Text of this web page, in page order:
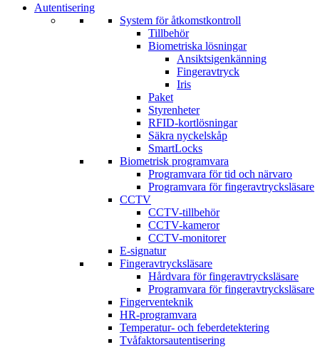
Autentisering
System för åtkomstkontroll
Tillbehör
Biometriska lösningar
Ansiktsigenkänning
Fingeravtryck
Iris
Paket
Styrenheter
RFID-kortlösningar
Säkra nyckelskåp
SmartLocks
Biometrisk programvara
Programvara för tid och närvaro
Programvara för fingeravtrycksläsare
CCTV
CCTV-tillbehör
CCTV-kameror
CCTV-monitorer
E-signatur
Fingeravtrycksläsare
Hårdvara för fingeravtrycksläsare
Programvara för fingeravtrycksläsare
Fingerventeknik
HR-programvara
Temperatur- och feberdetektering
Tvåfaktorsautentisering